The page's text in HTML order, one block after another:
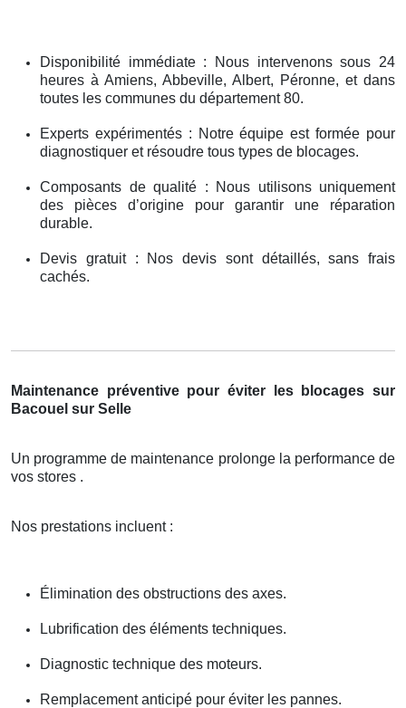
Disponibilité immédiate : Nous intervenons sous 24
heures à Amiens, Abbeville, Albert, Péronne, et dans
toutes les communes du département 80.
Experts expérimentés : Notre équipe est formée pour
diagnostiquer et résoudre tous types de blocages.
Composants de qualité : Nous utilisons uniquement
des pièces d’origine pour garantir une réparation
durable.
Devis gratuit : Nos devis sont détaillés, sans frais
cachés.
Maintenance préventive pour éviter les blocages sur
Bacouel sur Selle
Un programme de maintenance prolonge la performance de
vos stores .
Nos prestations incluent :
Élimination des obstructions des axes.
Lubrification des éléments techniques.
Diagnostic technique des moteurs.
Remplacement anticipé pour éviter les pannes.